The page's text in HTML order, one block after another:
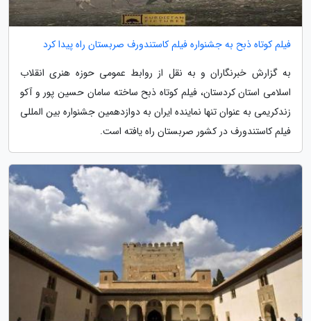
فیلم کوتاه ذبح به جشنواره فیلم کاستندورف صربستان راه پیدا کرد
به گزارش خبرنگاران و به نقل از روابط عمومی حوزه هنری انقلاب
اسلامی استان کردستان، فیلم کوتاه ذبح ساخته سامان حسین پور و آکو
زندکریمی به عنوان تنها نماینده ایران به دوازدهمین جشنواره بین المللی
فیلم کاستندورف در کشور صربستان راه یافته است.